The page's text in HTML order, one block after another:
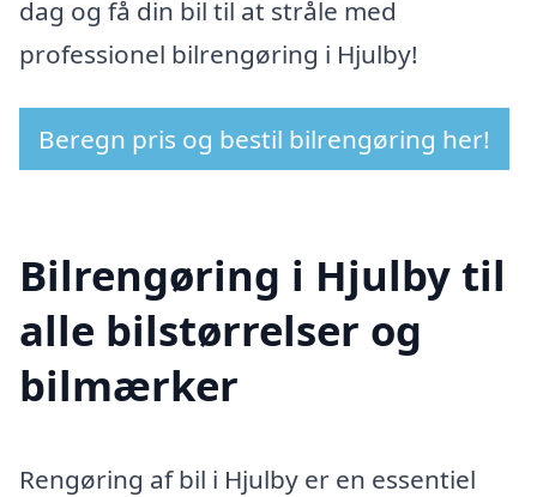
dag og få din bil til at stråle med
professionel bilrengøring i Hjulby!
Beregn pris og bestil bilrengøring her!
Bilrengøring i Hjulby til
alle bilstørrelser og
bilmærker
Rengøring af bil i Hjulby er en essentiel